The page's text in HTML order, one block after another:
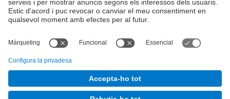
Formulari de contacte
Junta PAS Funcionari